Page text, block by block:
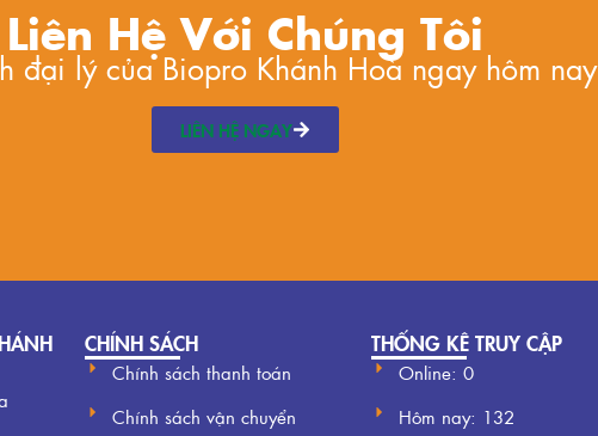
Liên Hệ Với Chúng Tôi
đại lý của Biopro Khánh Hoà ngay hôm nay
LIÊN HỆ NGAY
CHÍNH SÁCH
Chính sách thanh toán
Chính sách vận chuyển
THỐNG KÊ TRUY CẬP
Online: 0
Hôm nay: 132